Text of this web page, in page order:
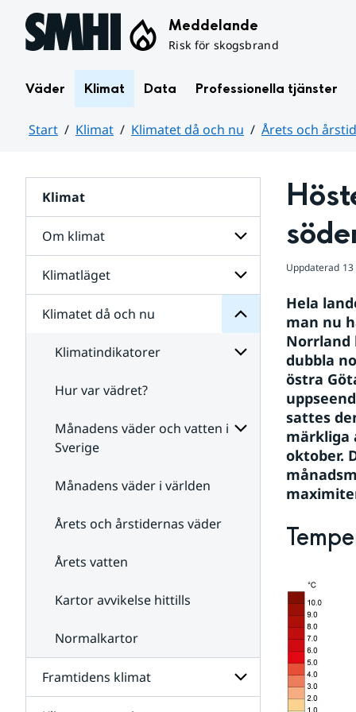
Hoppa till sidans innehåll Meddelande
Risk för skogsbrand
Väder Klimat Data Professionella tjänster
Start Klimat Klimatet då och nu Årets och
Klimat
Om klimat
Undersidor
för
Om
klimat
Klimatläget
Undersidor
Klimatläget
Klimatet då och nu
Undersidor
för
Klimatet
då
och
Klimatindikatorer
Undersidor
Klimatindikatorer
Hur var vädret?
Månadens väder och vatten i
Sverige
Undersidor
Månadens
Månadens väder i världen
Årets och årstidernas väder
Årets vatten
Kartor avvikelse hittills
Normalkartor
Framtidens klimat
Uppdaterad
Hela
man nu
Norrland
dubbla
östra
sattes
märkliga
oktober.